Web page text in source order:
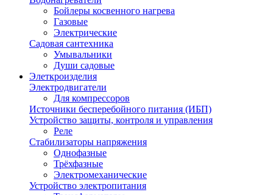
Бойлеры косвенного нагрева
Газовые
Электрические
Садовая сантехника
Умывальники
Души садовые
Элеткроизделия
Электродвигатели
Для компрессоров
Источники бесперебойного питания (ИБП)
Устройство защиты, контроля и управления
Реле
Стабилизаторы напряжения
Однофазные
Трёхфазные
Электромеханические
Устройство электропитания